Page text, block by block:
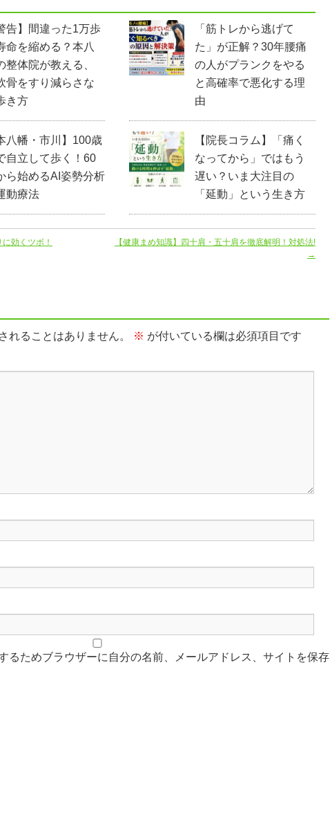
告】間違った1万歩
命を縮める？本八
整体院が教える、
骨をすり減らさな
き方
「筋トレから逃げて
た」が正解？30年腰痛
の人がプランクをやる
と高確率で悪化する理
由
八幡・市川】100歳
自立して歩く！60
ら始めるAI姿勢分析
動療法
【院長コラム】「痛く
なってから」ではもう
遅い？いま大注目の
「延動」という生き方
効くツボ！
【健康まめ知識】四十肩・五十肩を徹底解明！対処法!
→
れることはありません。 ※ が付いている欄は必須項目です
るためブラウザーに自分の名前、メールアドレス、サイトを保存